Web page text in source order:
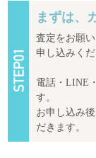
まずは、
査定をお願
申し込みくだ
電話・LINE
す。
お申し込み
だきます。